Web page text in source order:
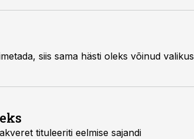
siis sama hästi oleks võinud valikus
tituleeriti eelmise sajandi